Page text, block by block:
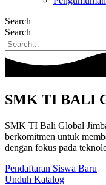
Search
Search
SMK TI BALI
SMK TI Bali Global
berkomitmen untuk
dengan fokus pada
Pendaftaran Siswa Baru
Unduh Katalog